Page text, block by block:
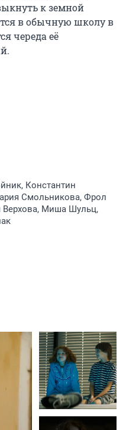
к земной
в обычную школу в
череда её
Константин
Смольникова, Фрол
Миша Шульц,